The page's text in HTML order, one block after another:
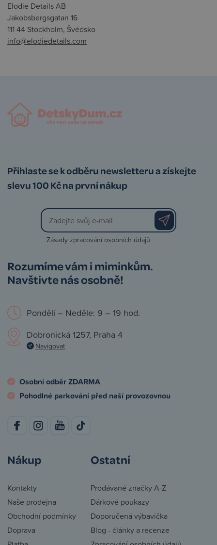
Elodie Details AB
Jakobsbergsgatan 16
111 44 Stockholm, Švédsko
info@elodiedetails.com
Přihlaste se k odběru newsletteru a získejte
slevu 100 Kč na první nákup
Zásady zpracování osobních údajů
Rozumíme vám i miminkům.
Navštivte nás osobně!
Pondělí – Neděle: 9 – 19 hod.
Dobronická 1257, Praha 4
Navigovat
Osobní odběr ZDARMA
Pohodlné parkování před naší provozovnou
Nákup
Kontakty
Naše prodejna
Obchodní podmínky
Doprava
Ostatní
Prodávané značky A-Z
Dárkové poukazy
Doporučená výbavička
Blog - články a recenze